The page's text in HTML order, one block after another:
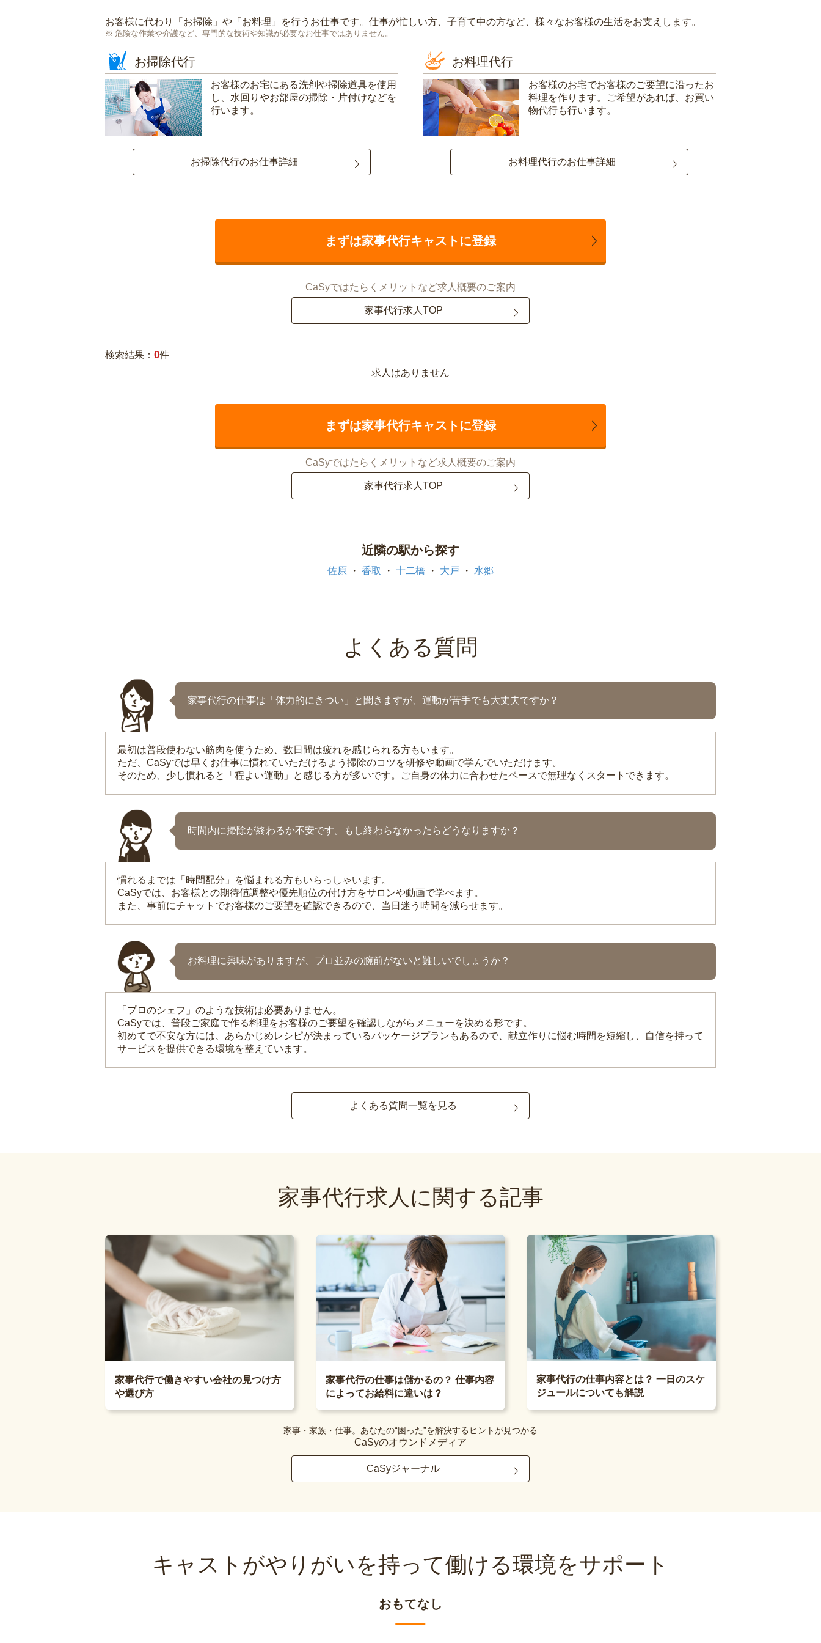
お客様に代わり「 お掃除 」や「 お料理 」を行うお仕事です。仕事が忙しい方、子育て中の方など、様々なお客様の生活をお支えします。
危険な作業や介護など、専門的な技術や知識が必要なお仕事ではありません。
お掃除代行
お客様のお宅にある洗剤や掃除道具を使用
し、水回りやお部屋の掃除・片付けなどを
行います。
お掃除代行のお仕事詳細
お料理代行
お客様のお宅でお客様のご要望に沿ったお
料理を作ります。ご希望があれば、お買い
物代行も行います。
お料理代行のお仕事詳細
まずは家事代行キャストに登録
CaSyではたらくメリットなど求人概要のご案内
家事代行求人TOP
検索結果： 0件
求人はありません
まずは家事代行キャストに登録
CaSyではたらくメリットなど求人概要のご案内
家事代行求人TOP
近隣の駅から探す
佐原 香取 十二橋 大戸 水郷
よくある質問
家事代行の仕事は「体力的にきつい」と聞きますが、運動が苦手でも大丈夫ですか？
最初は普段使わない筋肉を使うため、数日間は疲れを感じられる方もいます。
ただ、CaSyでは早くお仕事に慣れていただけるよう掃除のコツを研修や動画で学んでいただけます。
そのため、少し慣れると「程よい運動」と感じる方が多いです。ご自身の体力に合わせたペースで無理なくスタートできます。
時間内に掃除が終わるか不安です。もし終わらなかったらどうなりますか？
慣れるまでは「時間配分」を悩まれる方もいらっしゃいます。
CaSyでは、お客様との期待値調整や優先順位の付け方をサロンや動画で学べます。
また、事前にチャットでお客様のご要望を確認できるので、当日迷う時間を減らせます。
お料理に興味がありますが、プロ並みの腕前がないと難しいでしょうか？
「プロのシェフ」のような技術は必要ありません。
CaSyでは、普段ご家庭で作る料理をお客様のご要望を確認しながらメニューを決める形です。
初めてで不安な方には、あらかじめレシピが決まっているパッケージプランもあるので、献立作りに悩む時間を短縮し、自信を持って
サービスを提供できる環境を整えています。
よくある質問一覧を見る
家事代行求人に関する記事
家事代行で働きやすい会社の見つけ方
や選び方
家事代行の仕事は儲かるの？ 仕事内容
によってお給料に違いは？
家事代行の仕事内容とは？ 一日のスケ
ジュールについても解説
家事・家族・仕事。あなたの“困った”を解決するヒントが見つかる
CaSyのオウンドメディア
CaSyジャーナル
キャストがやりがいを持って働ける環境をサポート
おもてなし